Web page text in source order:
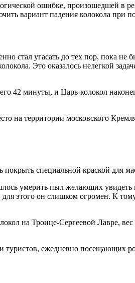
ошибке, произошедшей в
вариант падения колокола при
стал угасать до тех пор, пока не
Это оказалось нелегкой
42 минуты, и Царь-колокол
на территории московского
специальной краской для
умерить пыл желающих увидеть
этого он слишком огромен. К
на Троице-Сергеевой Лавре, вес
туристов, ежедневно посещающих